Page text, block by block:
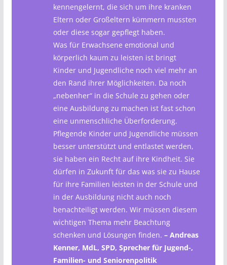
kennengelernt, die sich um ihre kranken
Eltern oder Großeltern kümmern mussten
oder diese sogar gepflegt haben.
Was für Erwachsene emotional und
körperlich kaum zu leisten ist bringt
Kinder und Jugendliche noch viel mehr an
den Rand ihrer Möglichkeiten. Da noch
„nebenher“ in die Schule zu gehen oder
eine Ausbildung zu machen ist fast schon
eine unmenschliche Überforderung.
Pflegende Kinder und Jugendliche müssen
besser unterstützt und entlastet werden,
sie haben ein Recht auf ihre Kindheit. Sie
dürfen in Zukunft für das was sie zu Hause
für ihre Familien leisten in der Schule und
in der Ausbildung nicht auch noch
benachteiligt werden. Wir müssen diesem
wichtigen Thema mehr Beachtung
schenken und Lösungen finden. – Andreas
Kenner, MdL, SPD, Sprecher für Jugend-,
Familien- und Seniorenpolitik